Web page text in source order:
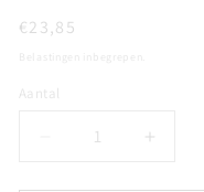
Normale
€23,85
Aantal
Aantal
Aantal